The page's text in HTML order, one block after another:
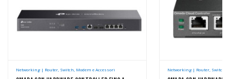
Networking | Router, Switch, Modem e Accessori Networking | Router, Switch,